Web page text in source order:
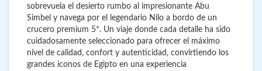
sobrevuela el desierto rumbo al impresionante Abu
Simbel y navega por el legendario Nilo a bordo de un
crucero premium 5*. Un viaje donde cada detalle ha sido
cuidadosamente seleccionado para ofrecer el máximo
nivel de calidad, confort y autenticidad, convirtiendo los
grandes iconos de Egipto en una experiencia